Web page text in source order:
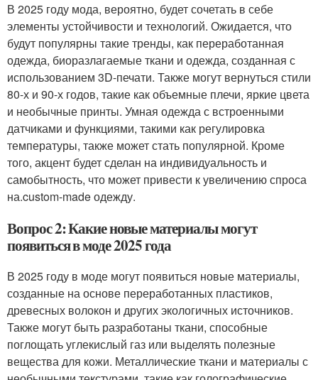
В 2025 году мода, вероятно, будет сочетать в себе
элементы устойчивости и технологий. Ожидается, что
будут популярны такие тренды, как переработанная
одежда, биоразлагаемые ткани и одежда, созданная с
использованием 3D-печати. Также могут вернуться стили
80-х и 90-х годов, такие как объемные плечи, яркие цвета
и необычные принты. Умная одежда с встроенными
датчиками и функциями, такими как регулировка
температуры, также может стать популярной. Кроме
того, акцент будет сделан на индивидуальность и
самобытность, что может привести к увеличению спроса
на.custom-made одежду.
Вопрос 2: Какие новые материалы могут
появиться в моде 2025 года
В 2025 году в моде могут появиться новые материалы,
созданные на основе переработанных пластиков,
древесных волокон и других экологичных источников.
Также могут быть разработаны ткани, способные
поглощать углекислый газ или выделять полезные
вещества для кожи. Металлические ткани и материалы с